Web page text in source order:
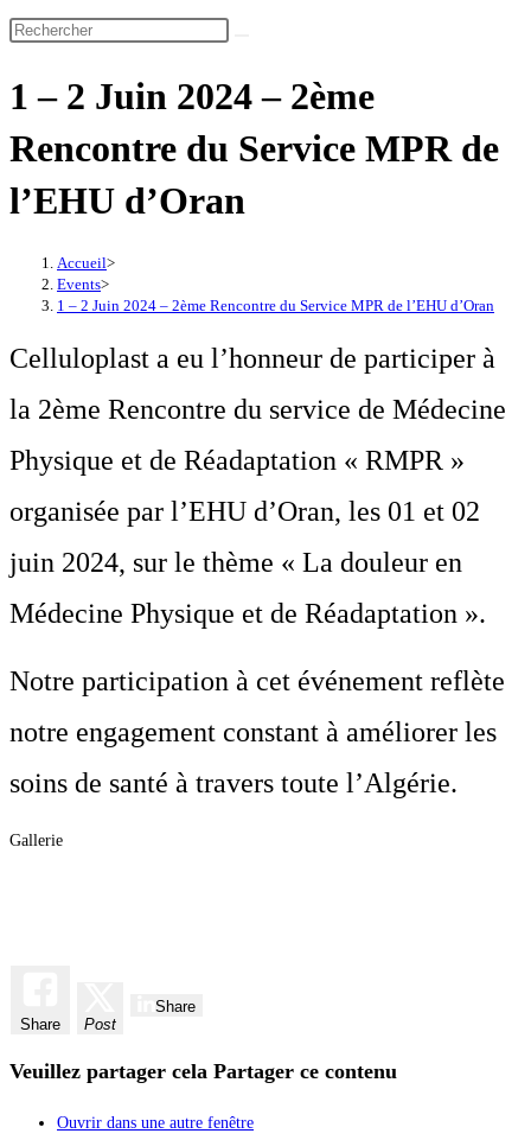
1 – 2 Juin 2024 – 2ème
Rencontre du Service MPR de
l’EHU d’Oran
Accueil>
Events>
1 – 2 Juin 2024 – 2ème Rencontre du Service MPR de l’EHU d’Oran
Celluloplast a eu l’honneur de participer à
la 2ème Rencontre du service de Médecine
Physique et de Réadaptation « RMPR »
organisée par l’EHU d’Oran, les 01 et 02
juin 2024, sur le thème « La douleur en
Médecine Physique et de Réadaptation ».
Notre participation à cet événement reflète
notre engagement constant à améliorer les
soins de santé à travers toute l’Algérie.
Gallerie
Share Post
Share
Veuillez partager cela Partager ce contenu
Ouvrir dans une autre fenêtre